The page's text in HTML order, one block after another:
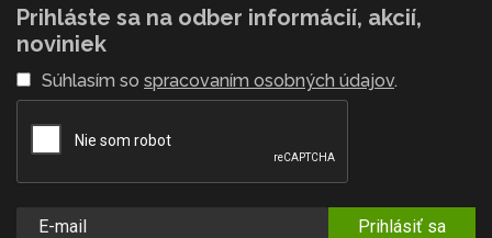
Prihláste sa na odber informácií, akcií,
noviniek
Súhlasím so spracovaním osobných údajov.
Prihlásiť sa